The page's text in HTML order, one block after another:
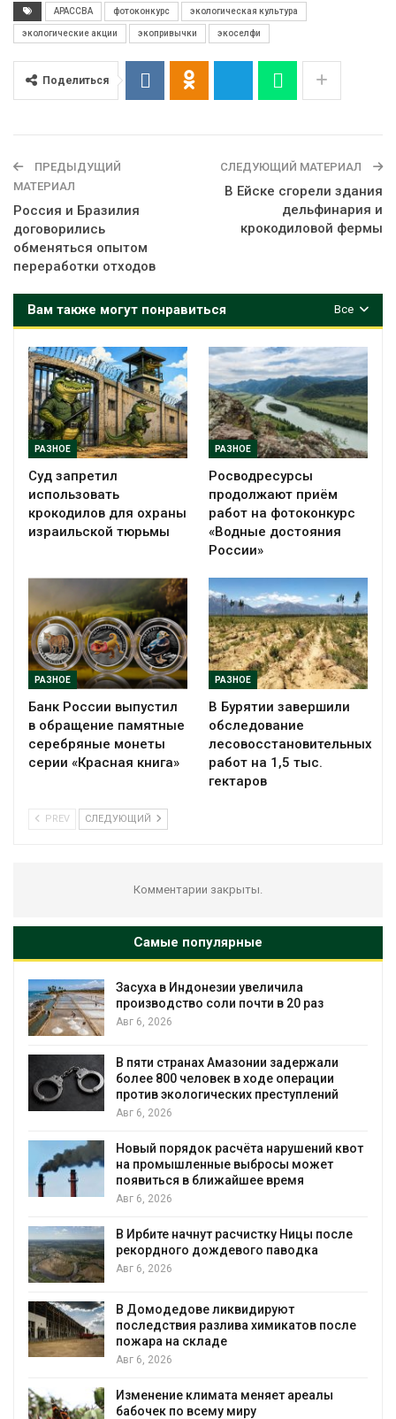
АРАССВА фотоконкурс экологическая культура
экологические акции экопривычки экоселфи
Поделиться
ПРЕДЫДУЩИЙ
МАТЕРИАЛ
Россия и Бразилия
договорились
обменяться опытом
переработки отходов
СЛЕДУЮЩИЙ МАТЕРИАЛ
В Ейске сгорели здания
дельфинария и
крокодиловой фермы
Все
Вам также могут понравиться
РАЗНОЕ
Суд запретил
использовать
крокодилов для охраны
израильской тюрьмы
РАЗНОЕ
Росводресурсы
продолжают приём
работ на фотоконкурс
«Водные достояния
России»
РАЗНОЕ
Банк России выпустил
в обращение памятные
серебряные монеты
серии «Красная книга»
РАЗНОЕ
В Бурятии завершили
обследование
лесовосстановительных
работ на 1,5 тыс.
гектаров
PREV СЛЕДУЮЩИЙ
Комментарии закрыты.
Самые популярные
увеличила
почти в 20 раз
Амазонии задержали
в ходе операции
преступлений
нарушений квот
выбросы может
время
расчистку Ницы после
паводка
химикатов после
меняет ареалы
миру
В Австралии снизят
установки
Москвариум
трёхдневным
В Кении
проверяют по
Авг 5, 2026
для охраны
Авг 5, 2026
климата»:
пределы
экологическую